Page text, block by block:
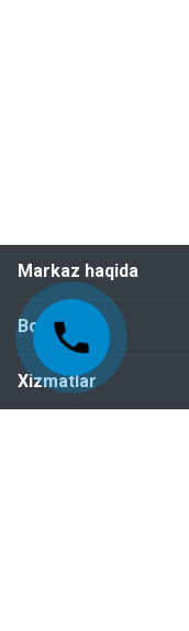
Markaz haqida
Bo‘limlar
Xizmatlar